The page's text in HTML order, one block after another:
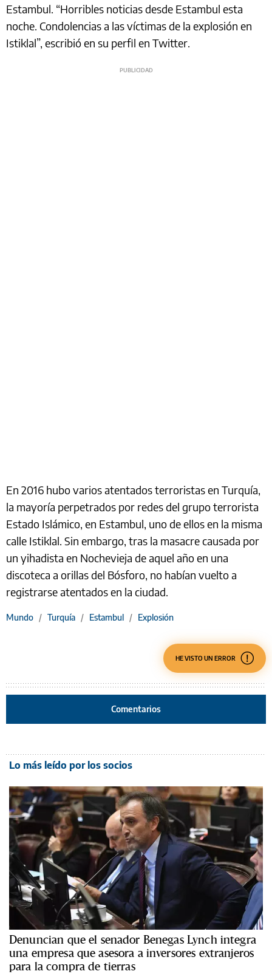
Estambul. “Horribles noticias desde Estambul esta
noche. Condolencias a las víctimas de la explosión en
Istiklal”, escribió en su perfil en Twitter.
En 2016 hubo varios atentados terroristas en Turquía,
la mayoría perpetrados por redes del grupo terrorista
Estado Islámico, en Estambul, uno de ellos en la misma
calle Istiklal. Sin embargo, tras la masacre causada por
un yihadista en Nochevieja de aquel año en una
discoteca a orillas del Bósforo, no habían vuelto a
registrarse atentados en la ciudad.
Mundo / Turquía / Estambul / Explosión
HE VISTO UN ERROR
Comentarios
Lo más leído por los socios
Denuncian que el senador Benegas Lynch integra
una empresa que asesora a inversores extranjeros
para la compra de tierras